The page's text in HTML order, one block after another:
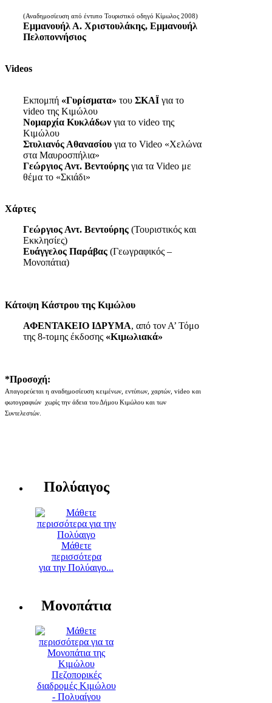
(Αναδημοσίευση από έντυπο Τουριστικό οδηγό Κίμωλος 2008)
Εμμανουήλ Α. Χριστουλάκης, Εμμανουήλ
Πελοποννήσιος
Videos
Εκπομπή «Γυρίσματα» του ΣΚΑΪ για το
video της Κιμώλου
Νομαρχία Κυκλάδων για το video της
Κιμώλου
Στυλιανός Αθανασίου για το Video «Χελώνα
στα Μαυροσπήλια»
Γεώργιος Αντ. Βεντούρης για τα Video με
θέμα το «Σκιάδι»
Χάρτες
Γεώργιος Αντ. Βεντούρης (Τουριστικός και
Εκκλησίες)
Ευάγγελος Παράβας (Γεωγραφικός –
Μονοπάτια)
Κάτοψη Κάστρου της Κιμώλου
ΑΦΕΝΤΑΚΕΙΟ ΙΔΡΥΜΑ, από τον Α’ Τόμο
της 8-τομης έκδοσης «Κιμωλιακά»
*Προσοχή:
Απαγορεύεται η αναδημοσίευση κειμένων, εντύπων, χαρτών, video και
φωτογραφιών χωρίς την άδεια του Δήμου Κιμώλου και των
Συντελεστών.
Πολύαιγος
Μάθετε
περισσότερα
για την Πολύαιγο...
Μονοπάτια
Πεζοπορικές
διαδρομές Κιμώλου
- Πολυαίγου